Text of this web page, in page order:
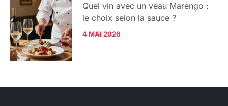
Quel vin avec un veau Marengo :
le choix selon la sauce ?
4 MAI 2026